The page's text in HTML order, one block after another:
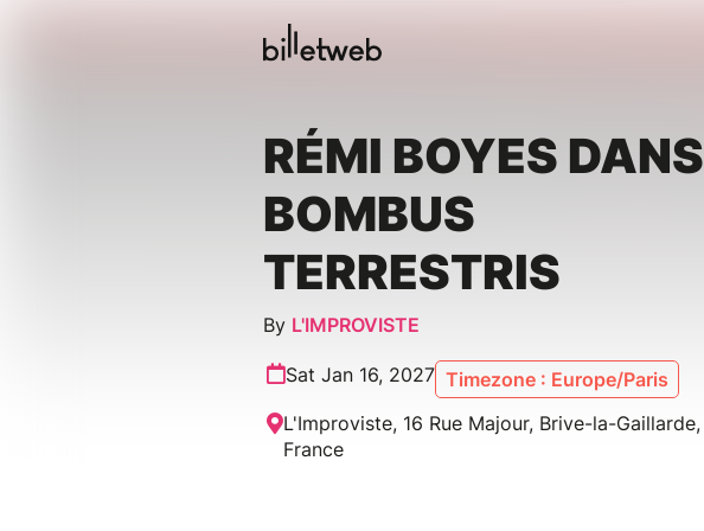
RÉMI BOYES DANS
BOMBUS
TERRESTRIS
By L'IMPROVISTE
Sat Jan 16, 2027 Timezone : Europe/Paris
L'Improviste, 16 Rue Majour, Brive-la-Gaillarde,
France